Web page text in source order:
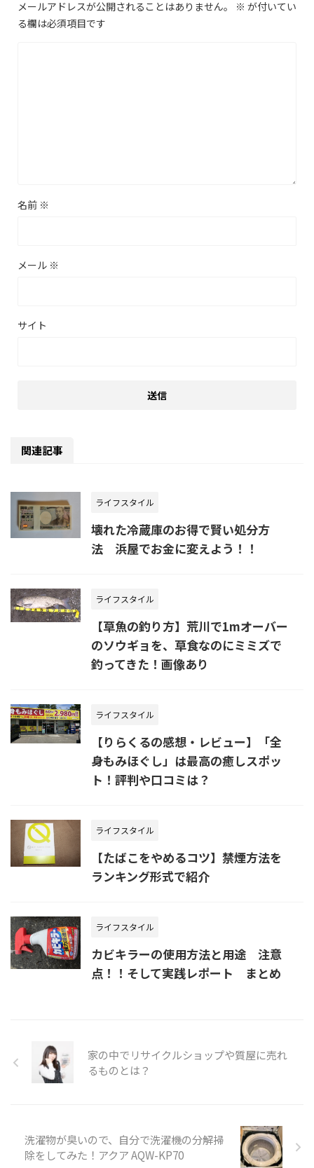
メールアドレスが公開されることはありません。 ※ が付いてい
る欄は必須項目です
名前 ※
メール ※
サイト
関連記事
ライフスタイル
壊れた冷蔵庫のお得で賢い処分方
法 浜屋でお金に変えよう！！
ライフスタイル
【草魚の釣り方】荒川で1mオーバー
のソウギョを、草食なのにミミズで
釣ってきた！画像あり
ライフスタイル
【りらくるの感想・レビュー】「全
身もみほぐし」は最高の癒しスポッ
ト！評判や口コミは？
ライフスタイル
【たばこをやめるコツ】禁煙方法を
ランキング形式で紹介
ライフスタイル
カビキラーの使用方法と用途 注意
点！！そして実践レポート まとめ
家の中でリサイクルショップや質屋に売れ
るものとは？
洗濯物が臭いので、自分で洗濯機の分解掃
除をしてみた！アクア AQW-KP70